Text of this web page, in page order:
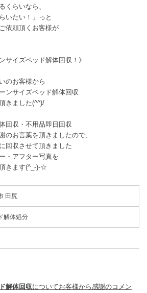
くらいなら、
いたい！」っと
依頼頂くお客様が
サイズベッド解体回収！》
のお客様から
ンサイズベッド解体回収
きました(^^)/
回収・不用品即日回収
のお言葉を頂きましたので、
回収させて頂きました
・アフター写真を
きます(^_-)-☆
田尻
解体処分
解体回収についてお客様から感謝のコメン